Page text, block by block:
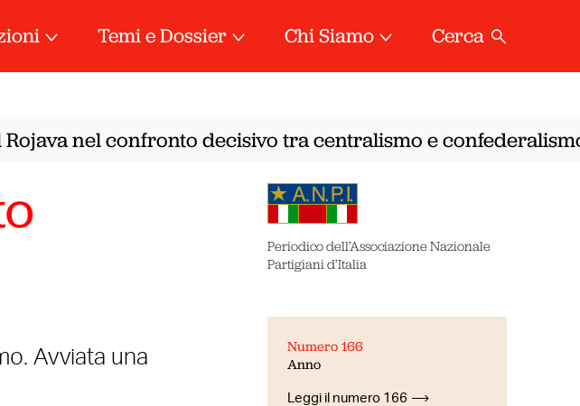
Temi e Dossier Chi Siamo Cerca
nel confronto decisivo tra centralismo e confederalismo•
Avviata una
Periodico dell’Associazione Nazionale
Partigiani d’Italia
Numero 166
Anno
Leggi il numero 166